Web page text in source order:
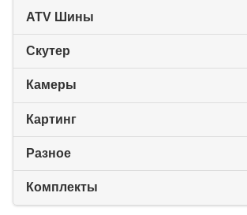
ATV Шины
Скутер
Камеры
Картинг
Разное
Комплекты